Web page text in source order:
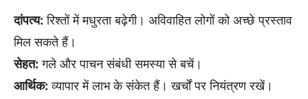
दांपत्य: रिश्तों में मधुरता बढ़ेगी। अविवाहित लोगों को अच्छे प्रस्ताव
मिल सकते हैं।
सेहत: गले और पाचन संबंधी समस्या से बचें।
आर्थिक: व्यापार में लाभ के संकेत हैं। खर्चों पर नियंत्रण रखें।